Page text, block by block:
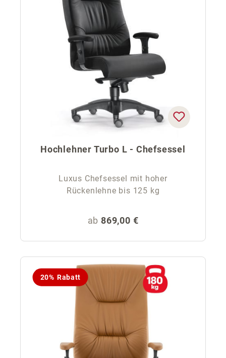
Hochlehner Turbo L - Chefsessel
Luxus Chefsessel mit hoher
Rückenlehne bis 125 kg
Regulärer Preis:
ab 869,00 €
20% Rabatt